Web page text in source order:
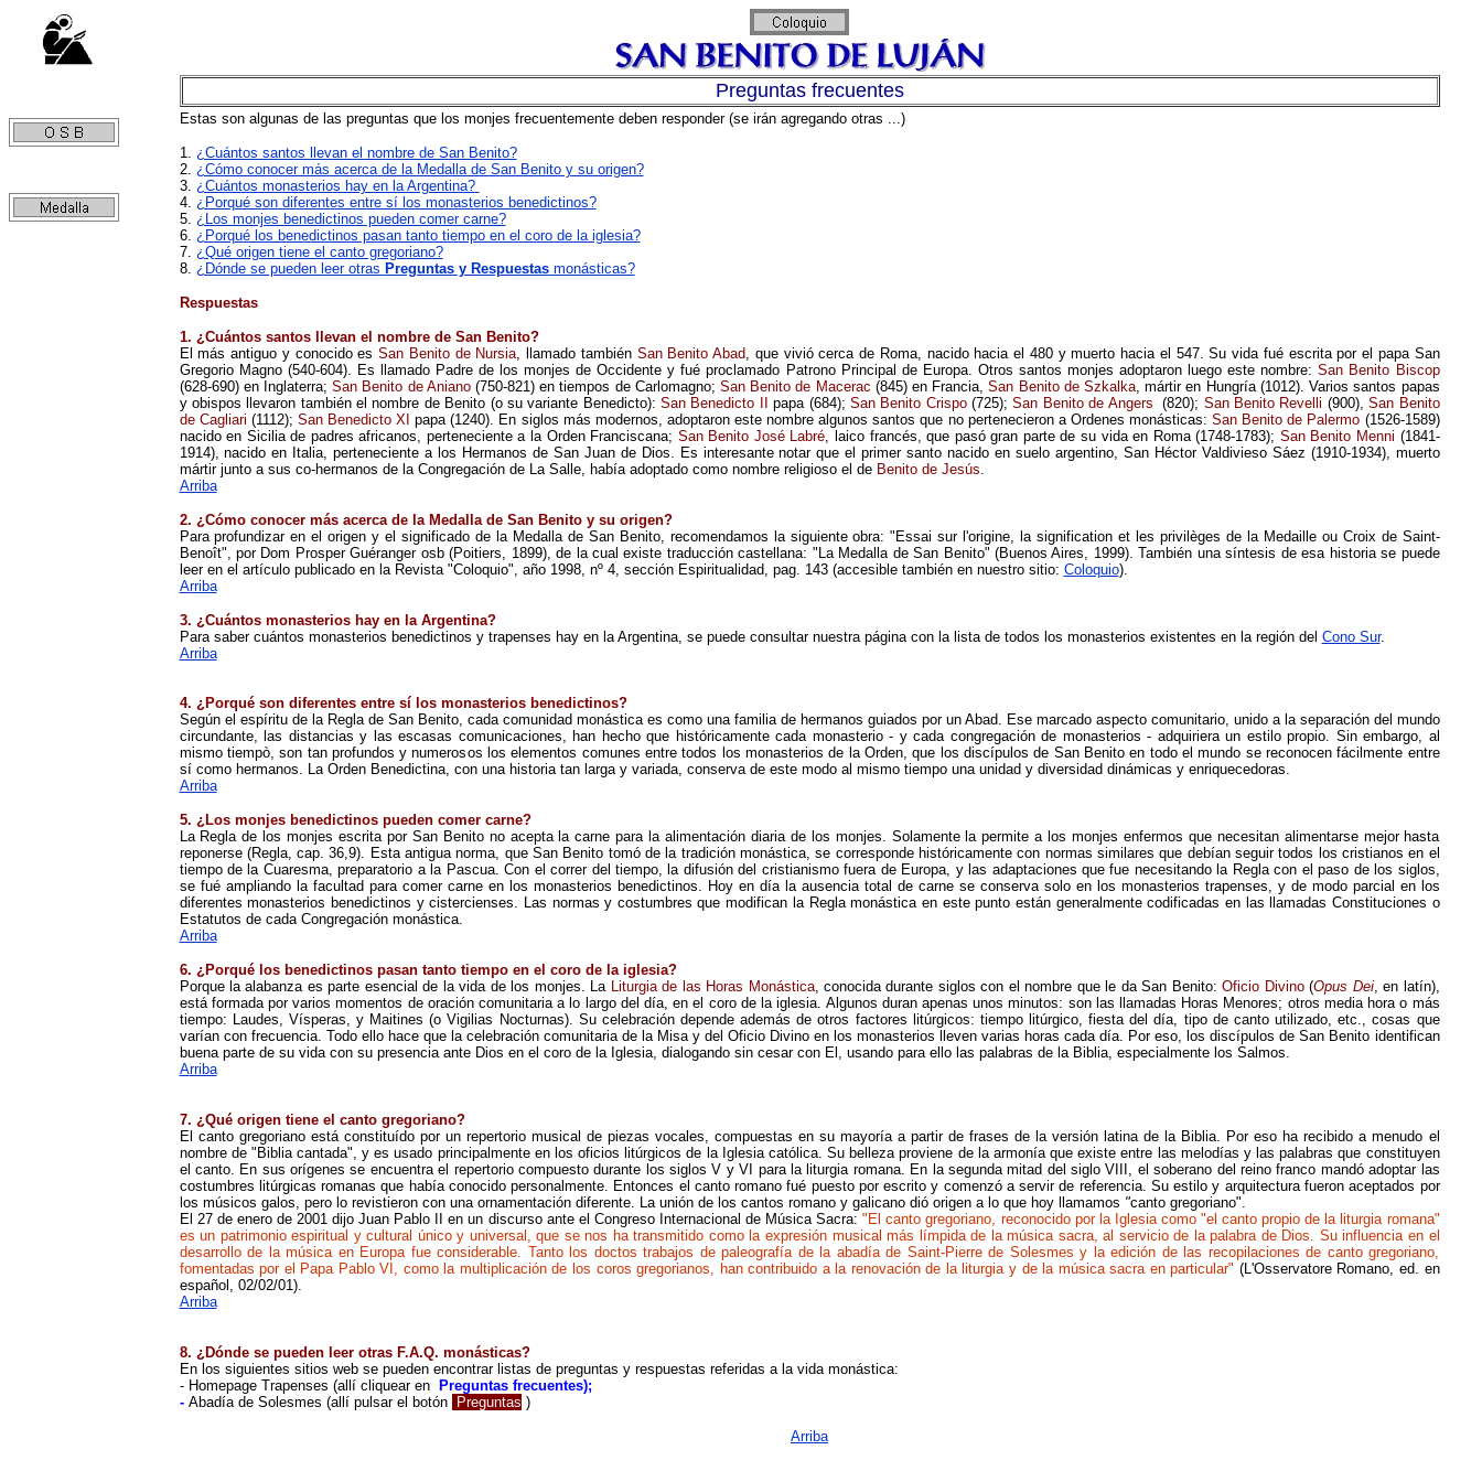
Preguntas frecuentes
Estas son algunas de las preguntas que los monjes frecuentemente deben responder (se irán agregando otras ...)
1. ¿Cuántos santos llevan el nombre de San Benito?
2. ¿Cómo conocer más acerca de la Medalla de San Benito y su origen?
3. ¿Cuántos monasterios hay en la Argentina?
4. ¿Porqué son diferentes entre sí los monasterios benedictinos?
5. ¿Los monjes benedictinos pueden comer carne?
6. ¿Porqué los benedictinos pasan tanto tiempo en el coro de la iglesia?
7. ¿Qué origen tiene el canto gregoriano?
8. ¿Dónde se pueden leer otras Preguntas y Respuestasmonásticas?
Respuestas
1. ¿Cuántos santos llevan el nombre de San Benito?
El más antiguo y conocidoes San Benito de Nursia, llamado también San Benito Abad, que vivió cerca de Roma, nacido hacia el 480 y muerto hacia el 547.Su vida fué escrita por el papa San
Gregorio Magno (540-604). Es llamado Padre de los monjes de Occidente y fué proclamado Patrono Principal de Europa. Otros santos monjes adoptaron luego este nombre:San Benito Biscop
(628-690) en Inglaterra;San Benito de Aniano(750-821) en tiempos de Carlomagno; San Benito de Macerac (845) en Francia,San Benito de Szkalka, mártir en Hungría (1012). Varios santos papas
y obispos llevaron también el nombre de Benito (o su variante Benedicto): San Benedicto II papa (684); San Benito Crispo (725);San Benito de Angers (820); San Benito Revelli (900),San Benito
de Cagliari (1112); San Benedicto XI papa (1240). En siglos más modernos, adoptaron este nombre algunos santos que no pertenecieron a Ordenes monásticas:San Benito de Palermo (1526-1589)
nacido en Sicilia de padres africanos, perteneciente a la Orden Franciscana; San Benito José Labré, laico francés, que pasógran parte de su vidaen Roma (1748-1783); San Benito Menni (1841-
1914), nacido en Italia,perteneciente a los Hermanos de San Juan de Dios. Es interesante notar que el primer santo nacido en suelo argentino, San Héctor Valdivieso Sáez (1910-1934), muerto
mártir junto a sus co-hermanos de la Congregación de La Salle, había adoptado como nombre religioso el de Benito de Jesús.
Arriba
2. ¿Cómo conocer más acerca de la Medalla de San Benito y su origen?
Paraprofundizar enel origen y el significado de la Medalla de San Benito, recomendamos la siguienteobra: "Essai sur l'origine, la signification et les privilèges de la Medaille ou Croix de Saint-
Benoît", por Dom Prosper Guéranger osb (Poitiers, 1899), de la cual existe traducción castellana: "La Medalla de San Benito" (Buenos Aires, 1999).También una síntesis deesa historia se puede
leer en el artículo publicado en la Revista "Coloquio", año 1998, nº 4, sección Espiritualidad, pag. 143 (accesible también en nuestro sitio: Coloquio).
Arriba
3. ¿Cuántos monasterios hay en la Argentina?
Para saber cuántos monasterios benedictinos y trapenses hay en la Argentina, se puede consultar nuestra página con la lista de todos los monasterios existentes en la región del Cono Sur.
Arriba
4. ¿Porqué son diferentes entre sí los monasterios benedictinos?
Según el espíritu de la Regla de San Benito, cada comunidad monástica es comouna familia de hermanos guiados por unAbad. Ese marcado aspecto comunitario, unido a la separación del mundo
circundante, las distancias y las escasas comunicaciones, han hecho que históricamente cada monasterio - y cada congregación de monasterios - adquiriera un estilo propio. Sin embargo, al
mismo tiempò, son tan profundos y numerosos loselementos comunes entretodos los monasterios de la Orden, que los discípulos de San Benito en todo el mundo se reconocen fácilmente entre
sí como hermanos. La Orden Benedictina, con una historia tan larga y variada, conserva de este modo al mismo tiempo una unidad y diversidad dinámicas y enriquecedoras.
Arriba
5. ¿Los monjes benedictinos pueden comer carne?
La Regla de los monjes escrita por San Benito no acepta la carne para la alimentación diaria de los monjes. Solamente la permite a los monjes enfermos que necesitan alimentarse mejor hasta
reponerse (Regla, cap. 36,9). Esta antigua norma, que San Benito tomó de la tradición monástica, se corresponde históricamente con normas similares que debían seguir todos los cristianos en el
tiempo de la Cuaresma, preparatorio a la Pascua. Con el correr del tiempo, la difusión del cristianismo fuera de Europa, y las adaptaciones quefue necesitando la Reglacon el paso delos siglos,
se fué ampliando la facultad para comer carne en los monasterios benedictinos. Hoy en día la ausencia total de carne se conserva solo en los monasterios trapenses, y de modo parcial enlos
diferentes monasterios benedictinos y cistercienses. Las normas y costumbres que modifican la Regla monástica en este punto están generalmente codificadas en las llamadas Constituciones o
Estatutos de cada Congregación monástica.
Arriba
6. ¿Porqué los benedictinos pasan tanto tiempo en el coro de la iglesia?
Porque la alabanza es parte esencial de la vida de los monjes. La Liturgia de las Horas Monástica, conocida durante siglos con el nombre que le da San Benito:Oficio Divino(Opus Dei, en latín),
está formada por variosmomentos de oración comunitariaa lo largo del día,en el coro de la iglesia. Algunos duran apenas unos minutos: son las llamadas Horas Menores; otros media hora o más
tiempo: Laudes, Vísperas, y Maitines (o Vigilias Nocturnas). Su celebracióndepende además de otros factores litúrgicos: tiempo litúrgico, fiesta del día, tipo de canto utilizado, etc., cosas que
varían con frecuencia. Todo ello hace que la celebración comunitaria de la Misa y del Oficio Divinoen los monasterios lleven varias horascada día. Por eso, los discípulos de San Benito identifican
buena parte de su vida con su presencia ante Dios en el coro de la Iglesia, dialogando sin cesar con El, usando para ello las palabras de la Biblia, especialmente los Salmos.
Arriba
7. ¿Qué origen tiene el canto gregoriano?
El canto gregoriano está constituído por un repertorio musical de piezas vocales, compuestas en su mayoría a partir de frases de la versión latina de la Biblia. Por eso ha recibido a menudo el
nombre de " Biblia cantada", y es usado principalmente en los oficios litúrgicos de la Iglesia católica. Su belleza proviene de la armonía que existe entre las melodías y las palabras que constituyen
el canto. En sus orígenes se encuentra el repertorio compuesto durante los siglos V y VI para la liturgia romana. En la segunda mitad del siglo VIII, el soberano del reino franco mandó adoptar las
costumbres litúrgicas romanas que había conocido personalmente. Entonces el canto romano fué puesto por escrito y comenzóa servir de referencia. Su estilo y arquitectura fueron aceptados por
los músicos galos, pero lo revistieron con una ornamentación diferente. La unión de los cantos romano y galicano dió origen a lo que hoy llamamos "canto gregoriano".
El 27 de enero de 2001 dijo Juan Pablo II enun discurso ante el Congreso Internacional de Música Sacra:"El canto gregoriano, reconocido por la Iglesia como "el canto propio de la liturgia romana"
es un patrimonio espiritual y cultural único y universal, que se nos ha transmitido como la expresión musical más límpida de la música sacra, al servicio de la palabra de Dios. Su influencia en el
desarrollo de la música en Europa fue considerable. Tanto los doctos trabajos de paleografía de la abadía de Saint-Pierre de Solesmes y la edición de las recopilaciones de canto gregoriano,
fomentadas por el Papa Pablo VI, como la multiplicación de los coros gregorianos, han contribuido a la renovación de la liturgia y de la música sacra en particular" (L'Osservatore Romano, ed. en
español, 02/02/01).
Arriba
8. ¿Dónde se pueden leer otras F.A.Q. monásticas?
En los siguientes sitios web se pueden encontrar listas de preguntas y respuestas referidas a la vida monástica:
- Homepage Trapenses (allí cliquear en Preguntas frecuentes);
- Abadía de Solesmes (allí pulsar el botón Preguntas )
Arriba